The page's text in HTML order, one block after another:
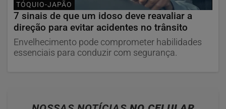
TÓQUIO-JAPÃO
7 sinais de que um idoso deve reavaliar a
direção para evitar acidentes no trânsito
Envelhecimento pode comprometer habilidades
essenciais para conduzir com segurança.